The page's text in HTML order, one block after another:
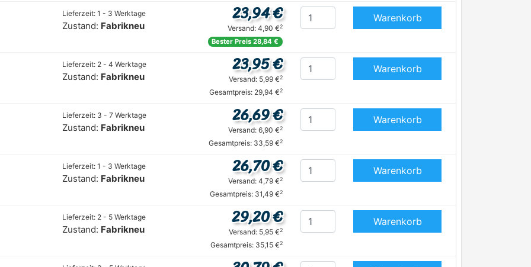
Lieferzeit: 1 - 3 Werktage
Zustand: Fabrikneu
23,94 €
Versand: 4,90 €2
Bester Preis 28,84 €
Warenkorb
Lieferzeit: 2 - 4 Werktage
Zustand: Fabrikneu
23,95 €
Versand: 5,99 €2
Gesamtpreis: 29,94 €2
Warenkorb
Lieferzeit: 3 - 7 Werktage
Zustand: Fabrikneu
26,69 €
Versand: 6,90 €2
Gesamtpreis: 33,59 €2
Warenkorb
Lieferzeit: 1 - 3 Werktage
Zustand: Fabrikneu
26,70 €
Versand: 4,79 €2
Gesamtpreis: 31,49 €2
Warenkorb
Lieferzeit: 2 - 5 Werktage
Zustand: Fabrikneu
29,20 €
Versand: 5,95 €2
Gesamtpreis: 35,15 €2
Warenkorb